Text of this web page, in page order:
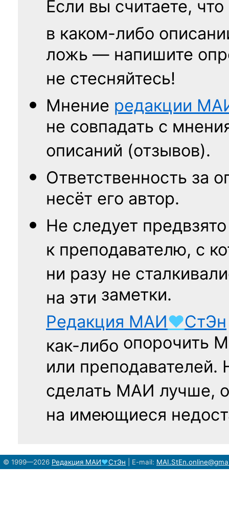
Если вы считаете, что
в каком-либо
ложь — напишите
не стесняйтесь!
Мнение редакции
не совпадать с
описаний (отзывов).
Ответственность за
несёт его автор.
Не следует
к преподавателю, с
ни разу не
на эти заметки.
Редакция МАИ♥СтЭн
как-либо опорочить
или
сделать МАИ лучше,
на имеющиеся
© 1999—2026 Редакция МАИ♥СтЭн E-mail: